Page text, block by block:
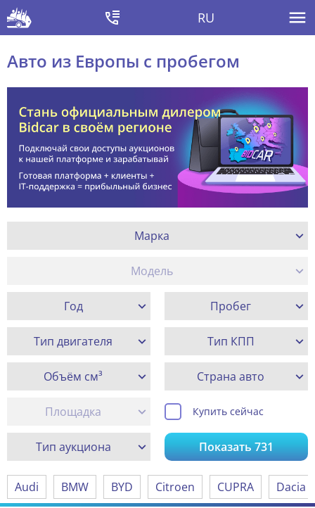
RU
Авто из Европы с пробегом
Марка
Модель
Год Пробег
Тип двигателя Тип КПП
Объём см³ Страна авто
Площадка Купить сейчас
Тип аукциона Показать731
Audi BMW BYD Citroen CUPRA Dacia